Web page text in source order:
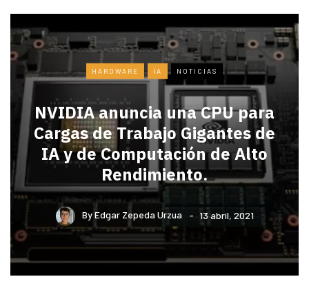
HARDWARE IA NOTICIAS
NVIDIA anuncia una CPU para
Cargas de Trabajo Gigantes de
IA y de Computación de Alto
Rendimiento.
ByEdgar Zepeda Urzua 13 abril, 2021